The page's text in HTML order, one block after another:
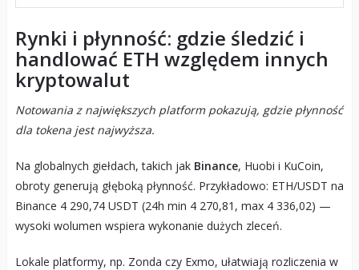
Rynki i płynność: gdzie śledzić i
handlować ETH względem innych
kryptowalut
Notowania z największych platform pokazują, gdzie płynność
dla tokena jest najwyższa.
Na globalnych giełdach, takich jak Binance, Huobi i KuCoin,
obroty generują głęboką płynność. Przykładowo: ETH/USDT na
Binance 4 290,74 USDT (24h min 4 270,81, max 4 336,02) —
wysoki wolumen wspiera wykonanie dużych zleceń.
Lokale platformy, np. Zonda czy Exmo, ułatwiają rozliczenia w